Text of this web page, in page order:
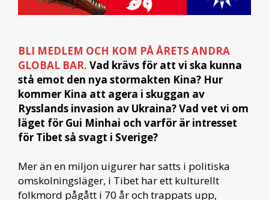
BLI MEDLEM OCH KOM PÅ ÅRETS ANDRA
GLOBAL BAR. Vad krävs för att vi ska kunna
stå emot den nya stormakten Kina? Hur
kommer Kina att agera i skuggan av
Rysslands invasion av Ukraina? Vad vet vi om
läget för Gui Minhai och varför är intresset
för Tibet så svagt i Sverige?
Mer än en miljon uigurer har satts i politiska
omskolningsläger, i Tibet har ett kulturellt
folkmord pågått i 70 år och trappats upp,